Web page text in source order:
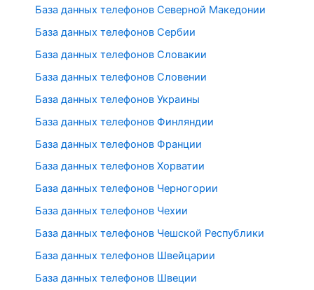
База данных телефонов Северной Македонии
База данных телефонов Сербии
База данных телефонов Словакии
База данных телефонов Словении
База данных телефонов Украины
База данных телефонов Финляндии
База данных телефонов Франции
База данных телефонов Хорватии
База данных телефонов Черногории
База данных телефонов Чехии
База данных телефонов Чешской Республики
База данных телефонов Швейцарии
База данных телефонов Швеции